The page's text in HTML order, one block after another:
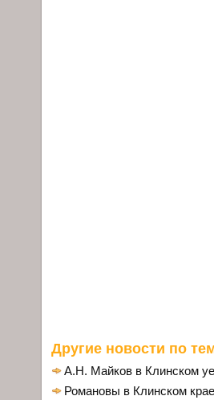
Другие новости по
А.Н. Майков в Клинском
Романовы в Клинском крае